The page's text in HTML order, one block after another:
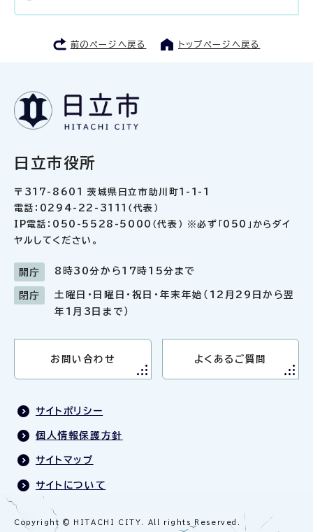
前のページへ戻る トップページへ戻る
日立市役所
〒317-8601 茨城県日立市助川町1-1-1
電話：0294-22-3111（代表）
IP電話：050-5528-5000（代表） ※必ず「050」からダイ
ヤルしてください。
開庁 8時30分から17時15分まで
閉庁
土曜日・日曜日・祝日・年末年始（12月29日から翌
年1月3日まで）
お問い合わせ よくあるご質問
サイトポリシー
個人情報保護方針
サイトマップ
サイトについて
Copyright © HITACHI CITY. All rights Reserved.